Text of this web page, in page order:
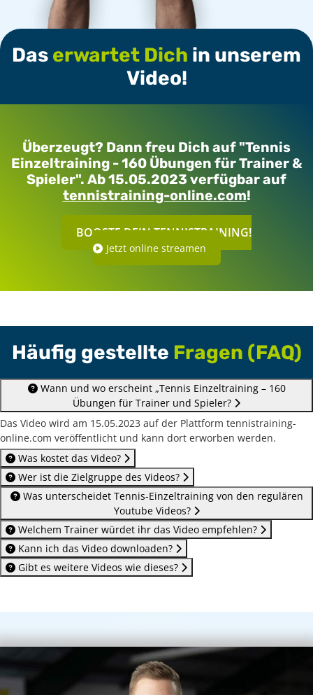
Das erwartet Dich in unserem
Video!
Überzeugt? Dann freu Dich auf "Tennis
Einzeltraining - 160 Übungen für Trainer &
Spieler". Ab 15.05.2023 verfügbar auf
tennistraining-online.com!
BOOSTE DEIN TENNISTRAINING!
Jetzt online streamen
Häufig gestellte Fragen (FAQ)
Wann und wo erscheint „Tennis Einzeltraining – 160
Übungen für Trainer und Spieler?
Das Video wird am 15.05.2023 auf der Plattform tennistraining-
online.com veröffentlicht und kann dort erworben werden.
Was kostet das Video?
Wer ist die Zielgruppe des Videos?
Was unterscheidet Tennis-Einzeltraining von den regulären
Youtube Videos?
Welchem Trainer würdet ihr das Video empfehlen?
Kann ich das Video downloaden?
Gibt es weitere Videos wie dieses?